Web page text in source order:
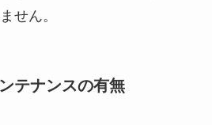
せん。
テナンスの有無